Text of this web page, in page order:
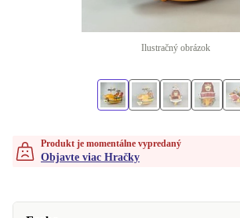
Ilustračný obrázok
Produkt je momentálne vypredaný
Objavte viac Hračky